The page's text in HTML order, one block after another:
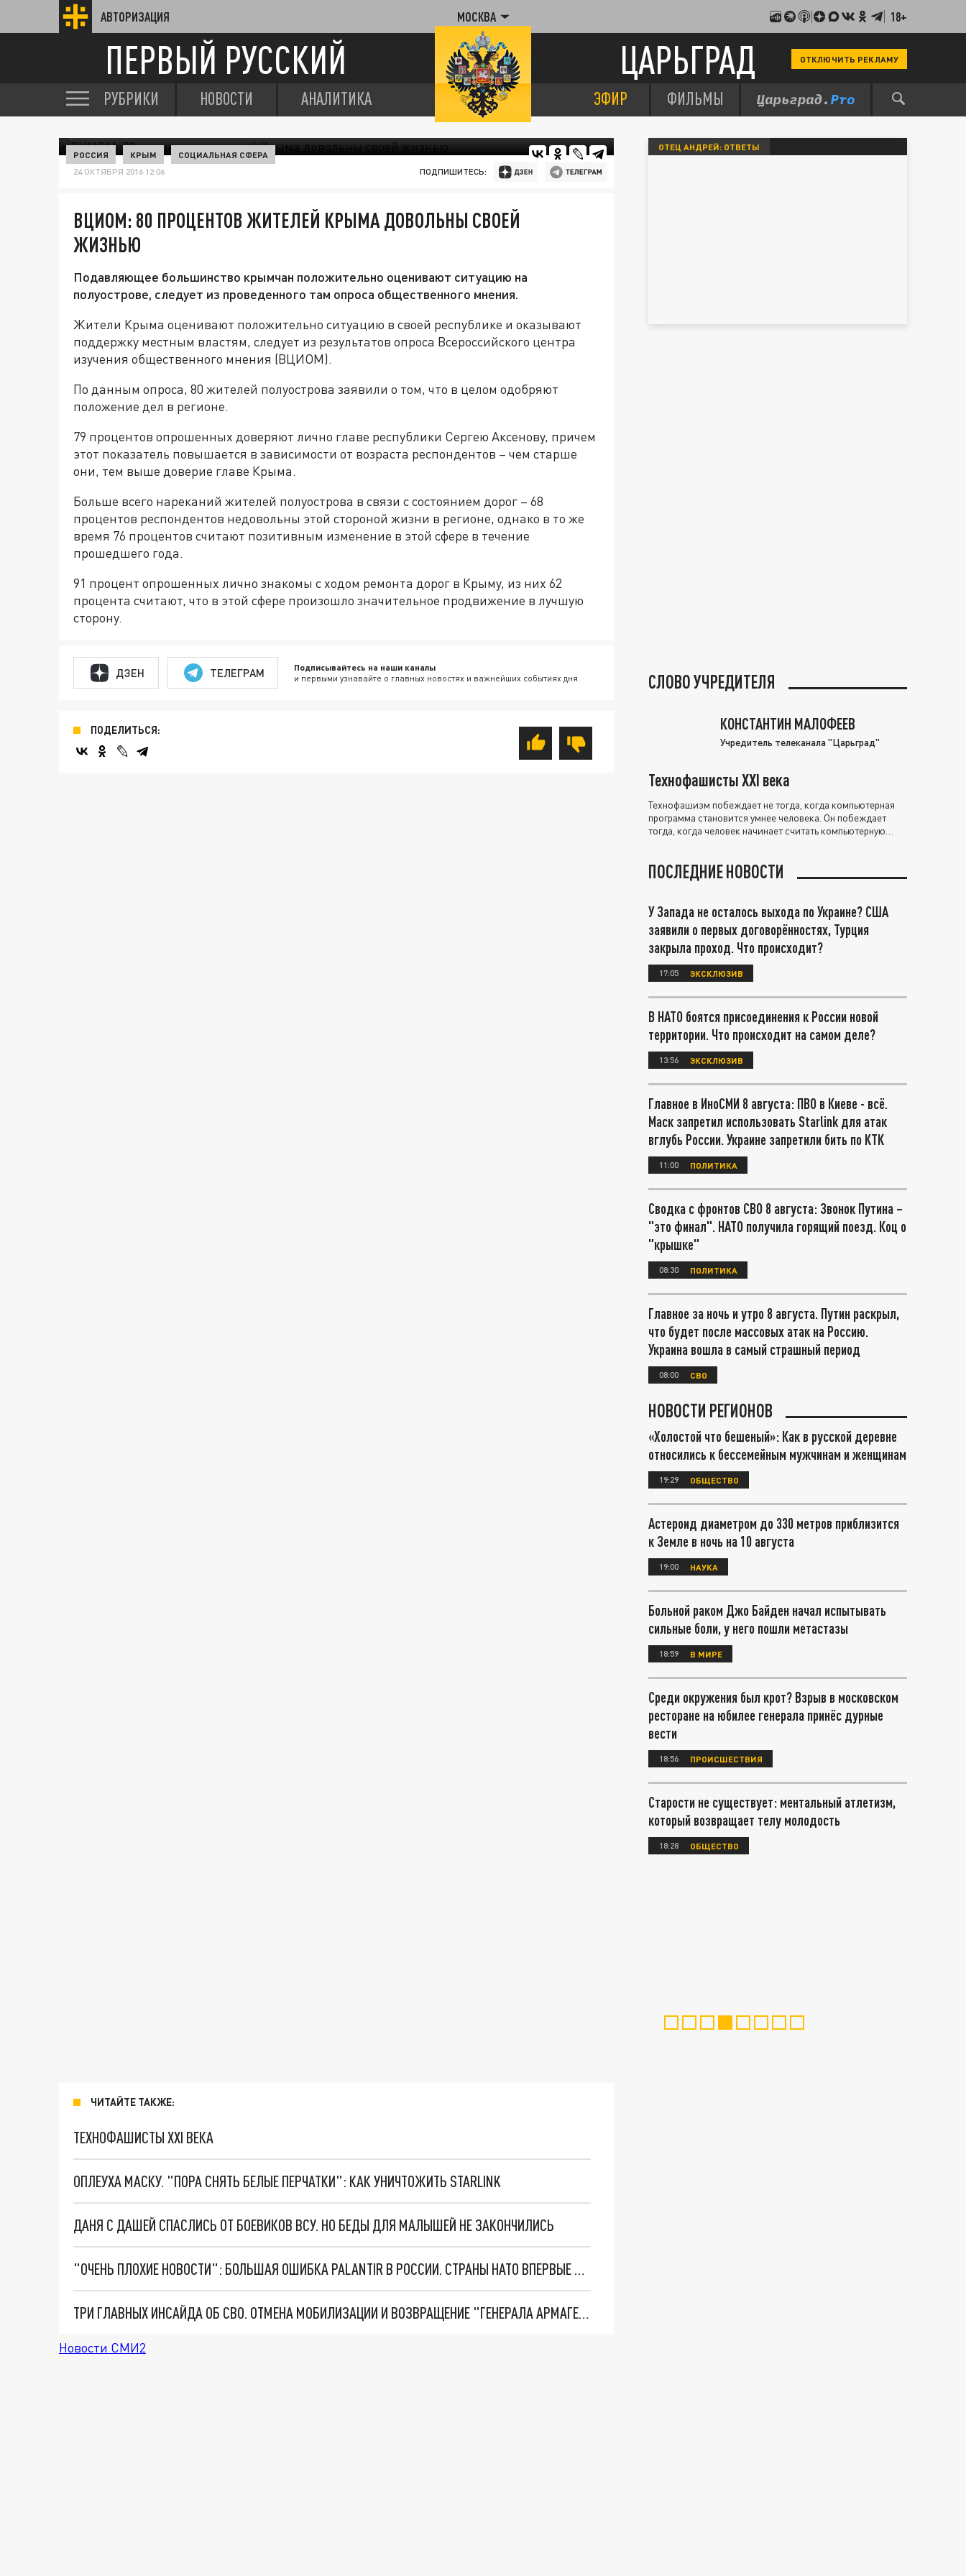
АВТОРИЗАЦИЯ МОСКВА 18+
ПЕРВЫЙ РУССКИЙ ЦАРЬГРАД ОТКЛЮЧИТЬ РЕКЛАМУ
РУБРИКИ НОВОСТИ АНАЛИТИКА ЭФИР ФИЛЬМЫ
РОССИЯ КРЫМ СОЦИАЛЬНАЯ СФЕРА
24 ОКТЯБРЯ 2016 12:06 ПОДПИШИТЕСЬ:
ВЦИОМ: 80 ПРОЦЕНТОВ ЖИТЕЛЕЙ КРЫМА ДОВОЛЬНЫ СВОЕЙ
ЖИЗНЬЮ
Подавляющее большинство крымчан положительно оценивают ситуацию на
полуострове, следует из проведенного там опроса общественного мнения.
Жители Крыма оценивают положительно ситуацию в своей республике и оказывают
поддержку местным властям, следует из результатов опроса Всероссийского центра
изучения общественного мнения (ВЦИОМ).
По данным опроса, 80 жителей полуострова заявили о том, что в целом одобряют
положение дел в регионе.
79 процентов опрошенных доверяют лично главе республики Сергею Аксенову, причем
этот показатель повышается в зависимости от возраста респондентов – чем старше
они, тем выше доверие главе Крыма.
Больше всего нареканий жителей полуострова в связи с состоянием дорог – 68
процентов респондентов недовольны этой стороной жизни в регионе, однако в то же
время 76 процентов считают позитивным изменение в этой сфере в течение
прошедшего года.
91 процент опрошенных лично знакомы с ходом ремонта дорог в Крыму, из них 62
процента считают, что в этой сфере произошло значительное продвижение в лучшую
сторону.
ДЗЕН ТЕЛЕГРАМ Подписывайтесь на наши каналы
и первыми узнавайте о главных новостях и важнейших событиях дня.
ПОДЕЛИТЬСЯ:
ЧИТАЙТЕ ТАКЖЕ:
ТЕХНОФАШИСТЫ XXI ВЕКА
ОПЛЕУХА МАСКУ. "ПОРА СНЯТЬ БЕЛЫЕ ПЕРЧАТКИ": КАК УНИЧТОЖИТЬ STARLINK
ДАНЯ С ДАШЕЙ СПАСЛИСЬ ОТ БОЕВИКОВ ВСУ. НО БЕДЫ ДЛЯ МАЛЫШЕЙ НЕ ЗАКОНЧИЛИСЬ
"ОЧЕНЬ ПЛОХИЕ НОВОСТИ": БОЛЬШАЯ ОШИБКА PALANTIR В РОССИИ. СТРАНЫ НАТО ВПЕРВЫЕ ЗА СВО ОСТАНОВИЛИ ПОСТАВКИ ОРУЖИЯ. ВСУ ТЕРЯЮТ ПРИГРАНИЧЬЕ?
ТРИ ГЛАВНЫХ ИНСАЙДА ОБ СВО. ОТМЕНА МОБИЛИЗАЦИИ И ВОЗВРАЩЕНИЕ "ГЕНЕРАЛА АРМАГЕДДОНА"? ОТЛИЧНЫЕ НОВОСТИ, КОТОРЫЕ ЖДАЛИ ВСЕ
Новости СМИ2
ОТЕЦ АНДРЕЙ: ОТВЕТЫ
СЛОВО УЧРЕДИТЕЛЯ
КОНСТАНТИН МАЛОФЕЕВ
Учредитель телеканала "Царьград"
Технофашисты XXI века
Технофашизм побеждает не тогда, когда компьютерная
программа становится умнее человека. Он побеждает
тогда, когда человек начинает считать компьютерную
ПОСЛЕДНИЕ НОВОСТИ
У Запада не осталось выхода по Украине? США
заявили о первых договорённостях, Турция
закрыла проход. Что происходит?
17:05 ЭКСКЛЮЗИВ
В НАТО боятся присоединения к России новой
территории. Что происходит на самом деле?
13:56 ЭКСКЛЮЗИВ
Главное в ИноСМИ 8 августа: ПВО в Киеве - всё.
Маск запретил использовать Starlink для атак
вглубь России. Украине запретили бить по КТК
11:00 ПОЛИТИКА
Сводка с фронтов СВО 8 августа: Звонок Путина –
"это финал". НАТО получила горящий поезд. Коц о
"крышке"
08:30 ПОЛИТИКА
Главное за ночь и утро 8 августа. Путин раскрыл,
что будет после массовых атак на Россию.
Украина вошла в самый страшный период
08:00 СВО
НОВОСТИ РЕГИОНОВ
«Холостой что бешеный»: Как в русской деревне
относились к бессемейным мужчинам и женщинам
19:29 ОБЩЕСТВО
Астероид диаметром до 330 метров приблизится
к Земле в ночь на 10 августа
19:00 НАУКА
Больной раком Джо Байден начал испытывать
сильные боли, у него пошли метастазы
18:59 В МИРЕ
Среди окружения был крот? Взрыв в московском
ресторане на юбилее генерала принёс дурные
вести
18:56 ПРОИСШЕСТВИЯ
Старости не существует: ментальный атлетизм,
который возвращает телу молодость
18:28 ОБЩЕСТВО